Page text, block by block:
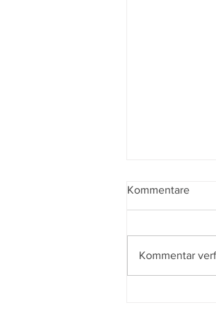
Kommentare
Kommentar